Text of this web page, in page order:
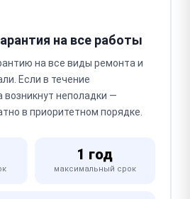
на все работы
на все виды ремонта и
Если в течение
возникнут неполадки —
в приоритетном порядке.
1 год
максимальный срок